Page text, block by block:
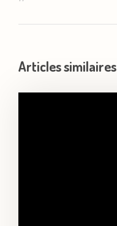
Articles similaires